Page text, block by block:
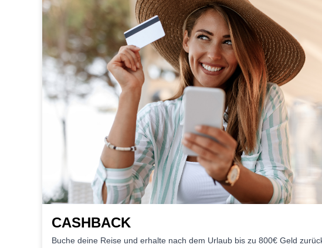
CASHBACK
Buche deine Reise und erhalte nach dem Urlaub bis zu 800€ Geld